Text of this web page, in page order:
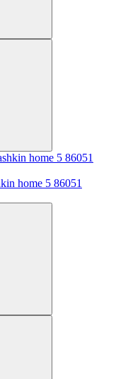
home 5 86051